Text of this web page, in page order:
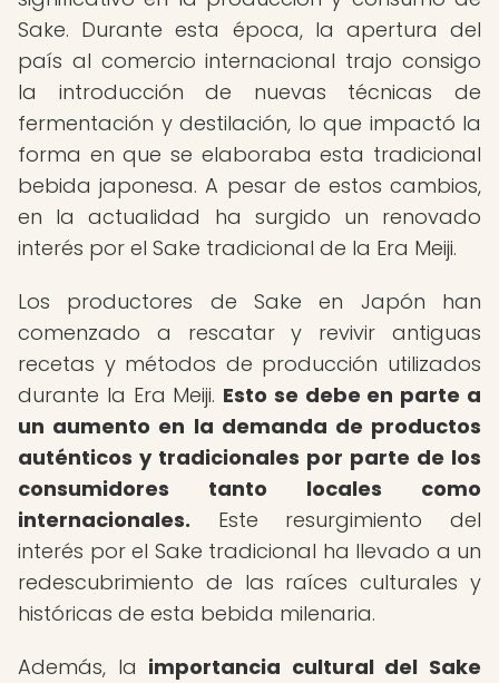
Sake. Durante esta época, la apertura del
país al comercio internacional trajo consigo
la introducción de nuevas técnicas de
fermentación y destilación, lo que impactó la
forma en que se elaboraba esta tradicional
bebida japonesa. A pesar de estos cambios,
en la actualidad ha surgido un renovado
interés por el Sake tradicional de la Era Meiji.
Los productores de Sake en Japón han
comenzado a rescatar y revivir antiguas
recetas y métodos de producción utilizados
durante la Era Meiji. Esto se debe en parte a
un aumento en la demanda de productos
auténticos y tradicionales por parte de los
consumidores tanto locales como
internacionales. Este resurgimiento del
interés por el Sake tradicional ha llevado a un
redescubrimiento de las raíces culturales y
históricas de esta bebida milenaria.
Además, la importancia cultural del Sake